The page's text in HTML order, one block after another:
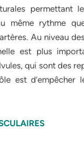
permettant
même rythme
Au niveau
est plus
qui sont des
est d’empêcher